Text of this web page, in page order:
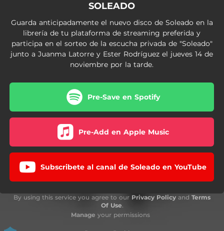
SOLEADO
Guarda anticipadamente el nuevo disco de Soleado en la
librería de tu plataforma de streaming preferida y
participa en el sorteo de la escucha privada de "Soleado"
junto a Juanma Latorre y Ester Rodríguez el jueves 14 de
noviembre por la tarde.
Pre-Save en Spotify
Pre-Add en Apple Music
Subscribete al canal de Soleado en YouTube
By using this service you agree to our Privacy Policy and Terms
Of Use.
Manage your permissions